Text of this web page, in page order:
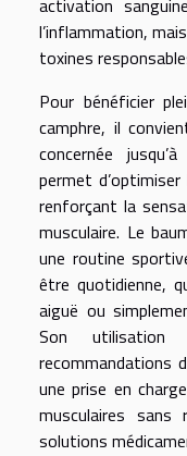
activation
l’inflammation,
toxines
Pour bénéficier
camphre, il
concernée
permet
renforçant la
musculaire. Le
une routine
être quotidienne,
aiguë ou
Son utilisation
recommandations
une prise en
musculaires sans
solutions